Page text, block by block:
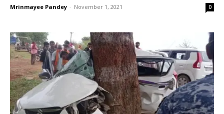
Mrinmayee Pandey - November 1, 2021 0